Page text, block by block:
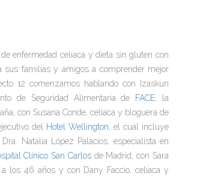
enfermedad celíaca y dieta sin gluten con
sus familias y amigos a comprender mejor
12 comenzamos hablando con Izaskun
de Seguridad Alimentaria de
FACE , la
con Susana Conde, celíaca y bloguera de
del Hotel Wellington , el cual incluye
Natalia López Palacios, especialista en
Clínico San Carlos de Madrid; con Sara
los 46 años y con Dany Faccio, celíaca y